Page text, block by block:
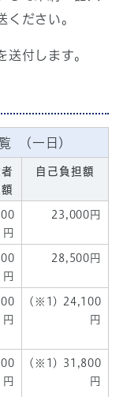
ください。
送付します。
覧 (一日)
自己負担額
円
23,000円
円
28,500円
円
(※1) 24,100
円
円
(※1) 31,800
円